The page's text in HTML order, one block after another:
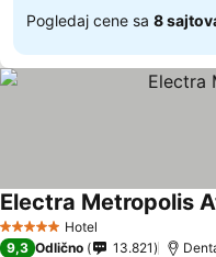
Pogledaj cene sa 8
5 ZvezdiceHotel
Electra Metropolis
9,3 Odlično 13.821